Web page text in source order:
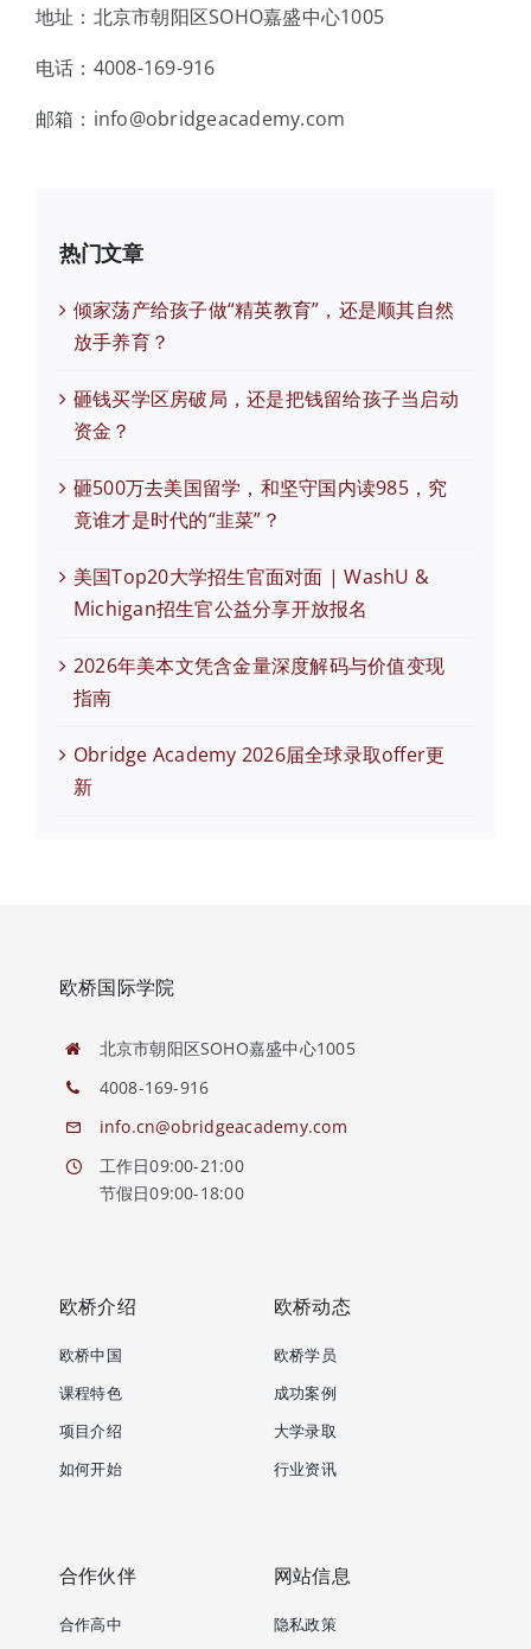
地址：北京市朝阳区SOHO嘉盛中心1005
电话：4008-169-916
邮箱：info@obridgeacademy.com
热门文章
倾家荡产给孩子做“精英教育”，还是顺其自然
放手养育？
砸钱买学区房破局，还是把钱留给孩子当启动
资金？
砸500万去美国留学，和坚守国内读985，究
竟谁才是时代的“韭菜”？
美国Top20大学招生官面对面 | WashU &
Michigan招生官公益分享开放报名
2026年美本文凭含金量深度解码与价值变现
指南
Obridge Academy 2026届全球录取offer更
新
欧桥国际学院
北京市朝阳区SOHO嘉盛中心1005
4008-169-916
info.cn@obridgeacademy.com
工作日09:00-21:00
节假日09:00-18:00
欧桥介绍
欧桥中国
课程特色
项目介绍
如何开始
欧桥动态
欧桥学员
成功案例
大学录取
行业资讯
合作伙伴
合作高中
网站信息
隐私政策